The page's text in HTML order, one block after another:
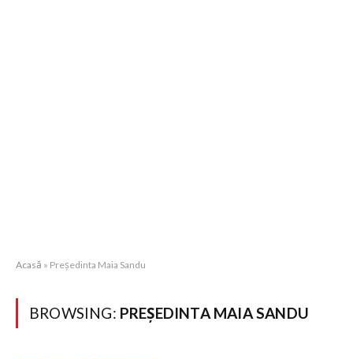
Acasă » Președinta Maia Sandu
BROWSING: PREȘEDINTA MAIA SANDU